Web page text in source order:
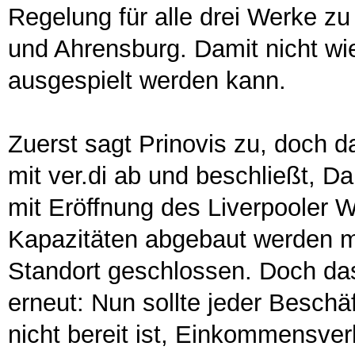
Regelung für alle drei Werke
und Ahrensburg. Damit nicht
ausgespielt werden kann.
Zuerst sagt Prinovis zu, doch
mit ver.di ab und beschließt,
mit Eröffnung des Liverpooler
Kapazitäten abgebaut werden
Standort geschlossen. Doch
erneut: Nun sollte jeder
nicht bereit ist,